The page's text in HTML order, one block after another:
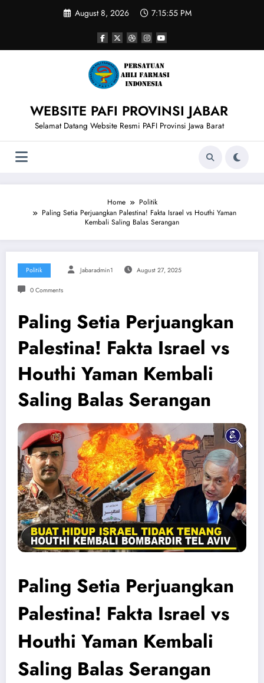
August 8, 2026 7:15:55 PM
WEBSITE PAFI PROVINSI JABAR
Selamat Datang Website Resmi PAFI Provinsi Jawa Barat
Home
Politik
Paling Setia Perjuangkan Palestina! Fakta Israel vs Houthi Yaman
Kembali Saling Balas Serangan
Politik Jabaradmin1 August 27, 2025
0 Comments
Paling Setia Perjuangkan
Palestina! Fakta Israel vs
Houthi Yaman Kembali
Saling Balas Serangan
Paling Setia Perjuangkan
Palestina! Fakta Israel vs
Houthi Yaman Kembali
Saling Balas Serangan